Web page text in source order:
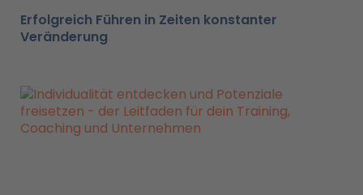
Erfolgreich Führen in Zeiten konstanter
Veränderung